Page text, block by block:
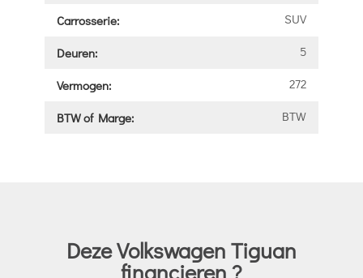
Carrosserie: SUV
Deuren: 5
Vermogen: 272
BTW of Marge: BTW
Deze Volkswagen Tiguan
financieren ?